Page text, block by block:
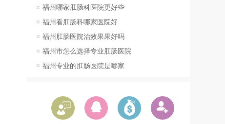
福州哪家肛肠科医院更好些
福州看肛肠科哪家医院好
福州肛肠医院治效果果好吗
福州市怎么选择专业肛肠医院
福州专业的肛肠医院是哪家